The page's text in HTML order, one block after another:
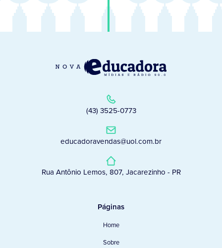
(43) 3525-0773
educadoravendas@uol.com.br
Rua Antônio Lemos, 807, Jacarezinho - PR
Páginas
Home
Sobre